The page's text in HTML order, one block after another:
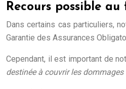
Recours possible
Dans certains cas particuliers,
Garantie des Assurances
Cependant, il est important de
destinée à couvrir les